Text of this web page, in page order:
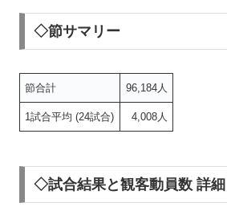
◇節サマリー
節合計 96,184人
1試合平均 (24試合) 4,008人
◇試合結果と観客動員数 詳細